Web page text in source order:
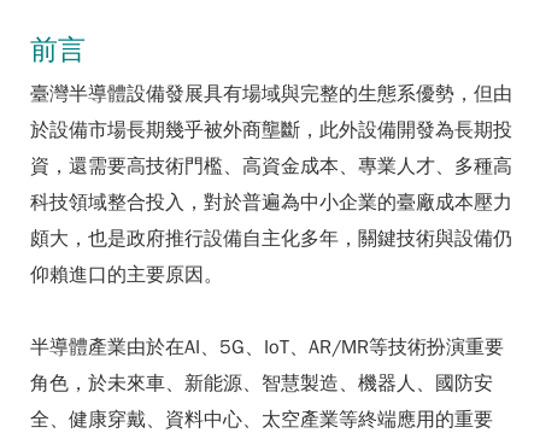
前言
臺灣半導體設備發展具有場域與完整的生態系優勢，但由
於設備市場長期幾乎被外商壟斷，此外設備開發為長期投
資，還需要高技術門檻、高資金成本、專業人才、多種高
科技領域整合投入，對於普遍為中小企業的臺廠成本壓力
頗大，也是政府推行設備自主化多年，關鍵技術與設備仍
仰賴進口的主要原因。
半導體產業由於在AI、5G、IoT、AR/MR等技術扮演重要
角色，於未來車、新能源、智慧製造、機器人、國防安
全、健康穿戴、資料中心、太空產業等終端應用的重要